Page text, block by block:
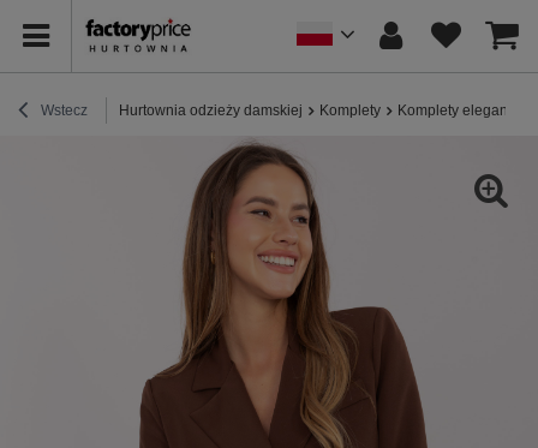
Wstecz Hurtownia odzieży damskiej Komplety Komplety eleganckie